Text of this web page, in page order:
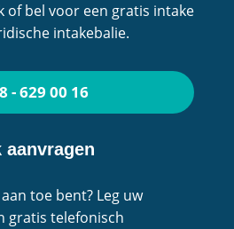
of bel voor een gratis intake
intakebalie.
- 629 00 16
toe bent? Leg uw
gratis telefonisch